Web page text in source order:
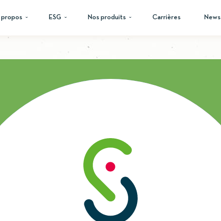
propos ESG Nos produits Carrières News